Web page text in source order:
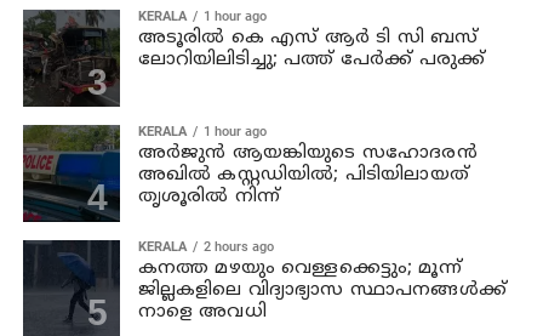
KERALA 1 hour ago
അടൂരില്‍ കെ എസ് ആര്‍ ടി സി ബസ്
ലോറിയിലിടിച്ചു; പത്ത് പേര്‍ക്ക് പരുക്ക്
KERALA 1 hour ago
അര്‍ജുന്‍ ആയങ്കിയുടെ സഹോദരന്‍
അഖില്‍ കസ്റ്റഡിയില്‍; പിടിയിലായത്
തൃശൂരില്‍ നിന്ന്
KERALA 2 hours ago
കനത്ത മഴയും വെള്ളക്കെട്ടും; മൂന്ന്‌
ജില്ലകളിലെ വിദ്യാഭ്യാസ സ്ഥാപനങ്ങള്‍ക്ക്
നാളെ അവധി